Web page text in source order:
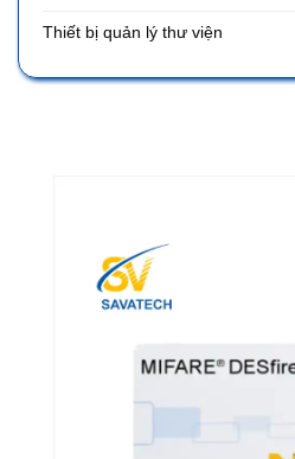
Thiết bị quản lý thư viện